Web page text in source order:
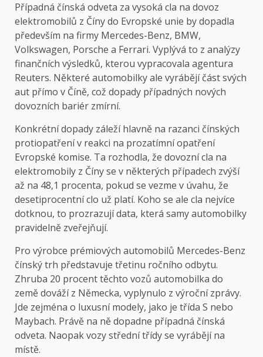
Případná čínská odveta za vysoká cla na dovoz
elektromobilů z Číny do Evropské unie by dopadla
především na firmy Mercedes-Benz, BMW,
Volkswagen, Porsche a Ferrari. Vyplývá to z analýzy
finančních výsledků, kterou vypracovala agentura
Reuters. Některé automobilky ale vyrábějí část svých
aut přímo v Číně, což dopady případných nových
dovozních bariér zmírní.
Konkrétní dopady záleží hlavně na razanci čínských
protiopatření v reakci na prozatímní opatření
Evropské komise. Ta rozhodla, že dovozní cla na
elektromobily z Číny se v některých případech zvýší
až na 48,1 procenta, pokud se vezme v úvahu, že
desetiprocentní clo už platí. Koho se ale cla nejvíce
dotknou, to prozrazují data, která samy automobilky
pravidelně zveřejňují.
Pro výrobce prémiových automobilů Mercedes-Benz
čínský trh představuje třetinu ročního odbytu.
Zhruba 20 procent těchto vozů automobilka do
země dováží z Německa, vyplynulo z výroční zprávy.
Jde zejména o luxusní modely, jako je třída S nebo
Maybach. Právě na ně dopadne případná čínská
odveta. Naopak vozy střední třídy se vyrábějí na
místě.